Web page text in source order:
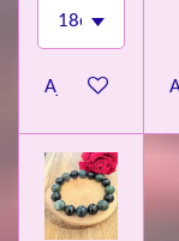
Ajouter au